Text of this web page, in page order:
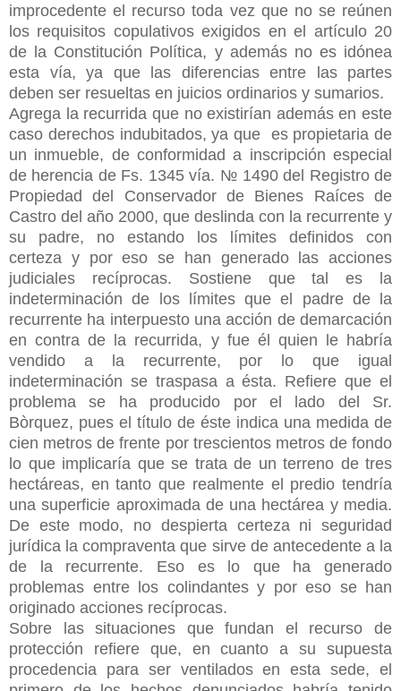
improcedente el recurso toda vez que no se reúnen
los requisitos copulativos exigidos en el artículo 20
de la Constitución Política, y además no es idónea
esta vía, ya que las diferencias entre las partes
deben ser resueltas en juicios ordinarios y sumarios.
Agrega la recurrida que no existirían además en este
caso derechos indubitados, ya que es propietaria de
un inmueble, de conformidad a inscripción especial
de herencia de Fs. 1345 vía. № 1490 del Registro de
Propiedad del Conservador de Bienes Raíces de
Castro del año 2000, que deslinda con la recurrente y
su padre, no estando los límites definidos con
certeza y por eso se han generado las acciones
judiciales recíprocas. Sostiene que tal es la
indeterminación de los límites que el padre de la
recurrente ha interpuesto una acción de demarcación
en contra de la recurrida, y fue él quien le habría
vendido a la recurrente, por lo que igual
indeterminación se traspasa a ésta. Refiere que el
problema se ha producido por el lado del Sr.
Bòrquez, pues el título de éste indica una medida de
cien metros de frente por trescientos metros de fondo
lo que implicaría que se trata de un terreno de tres
hectáreas, en tanto que realmente el predio tendría
una superficie aproximada de una hectárea y media.
De este modo, no despierta certeza ni seguridad
jurídica la compraventa que sirve de antecedente a la
de la recurrente. Eso es lo que ha generado
problemas entre los colindantes y por eso se han
originado acciones recíprocas.
Sobre las situaciones que fundan el recurso de
protección refiere que, en cuanto a su supuesta
procedencia para ser ventilados en esta sede, el